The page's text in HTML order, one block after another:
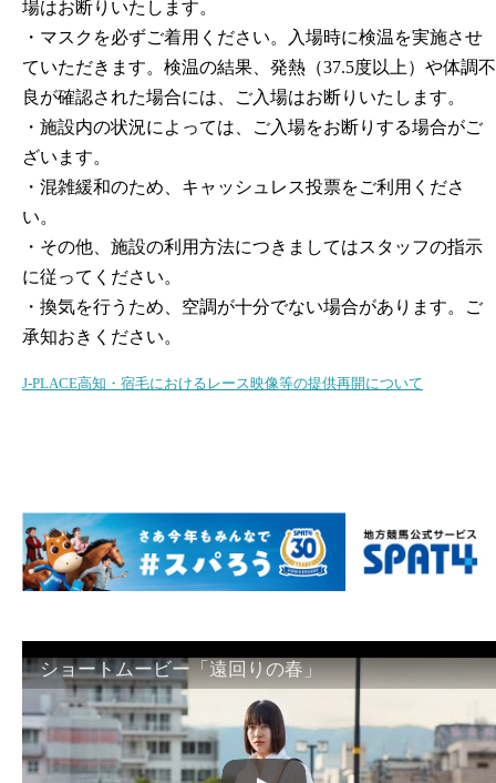
場はお断りいたします。
・マスクを必ずご着用ください。入場時に検温を実施させ
ていただきます。検温の結果、発熱（37.5度以上）や体調不
良が確認された場合には、ご入場はお断りいたします。
・施設内の状況によっては、ご入場をお断りする場合がご
ざいます。
・混雑緩和のため、キャッシュレス投票をご利用くださ
い。
・その他、施設の利用方法につきましてはスタッフの指示
に従ってください。
・換気を行うため、空調が十分でない場合があります。ご
承知おきください。
J-PLACE高知・宿毛におけるレース映像等の提供再開について
ショートムービー「遠回りの春」